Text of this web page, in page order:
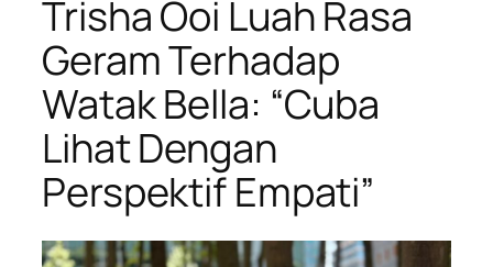
Trisha Ooi Luah Rasa
Geram Terhadap
Watak Bella: “Cuba
Lihat Dengan
Perspektif Empati”